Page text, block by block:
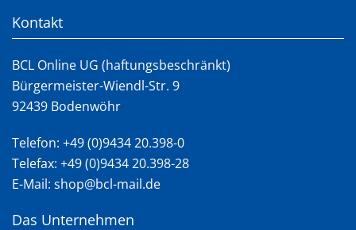
Kontakt
BCL Online UG (haftungsbeschränkt)
Bürgermeister-Wiendl-Str. 9
92439 Bodenwöhr
Telefon: +49 (0)9434 20.398-0
Telefax: +49 (0)9434 20.398-28
E-Mail: shop@bcl-mail.de
Das Unternehmen